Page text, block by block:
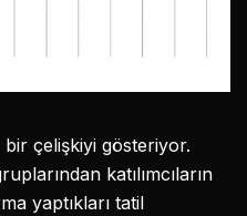
bir çelişkiyi gösteriyor.
katılımcıların
yaptıkları tatil